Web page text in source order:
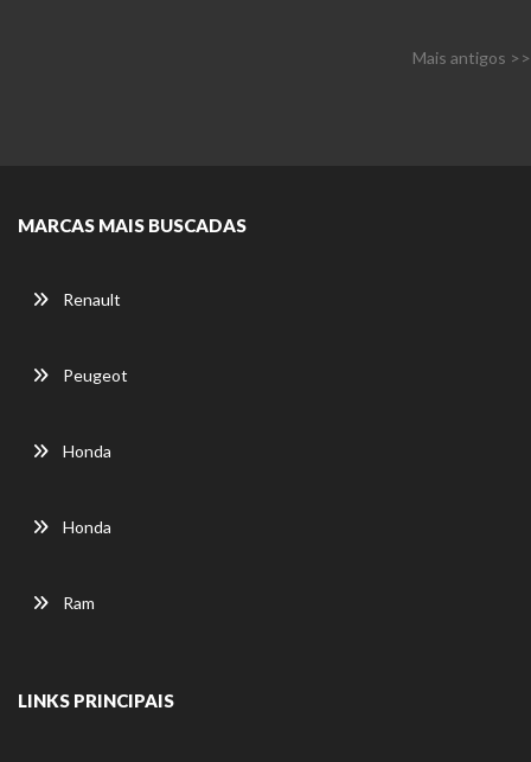
Mais antigos >>
MARCAS MAIS BUSCADAS
Renault
Peugeot
Honda
Honda
Ram
LINKS PRINCIPAIS